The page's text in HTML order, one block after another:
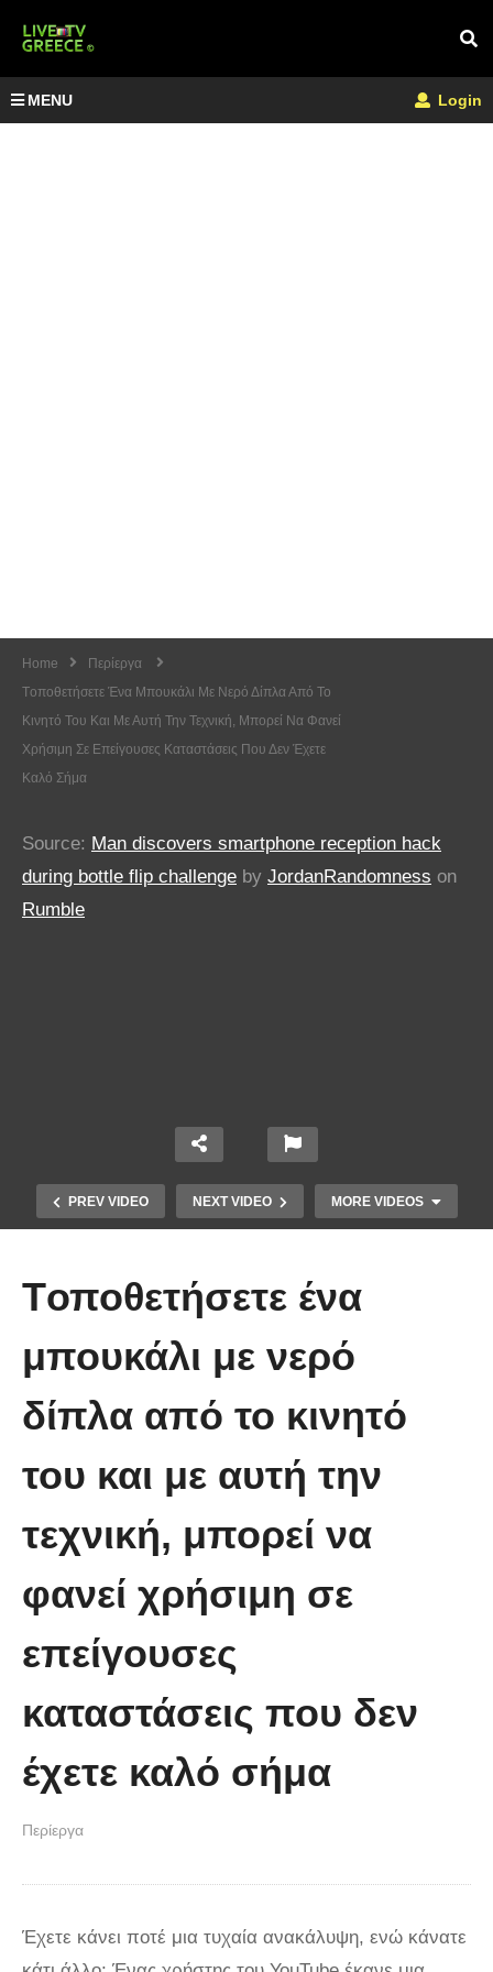
MENU Login
Home
Περίεργα
Tοποθετήσετε Ένα Μπουκάλι Με Νερό Δίπλα Από Το
Κινητό Του Και Με Αυτή Την Τεχνική, Μπορεί Να Φανεί
Χρήσιμη Σε Επείγουσες Καταστάσεις Που Δεν Έχετε
Καλό Σήμα
Source: Man discovers smartphone reception hack
during bottle flip challenge by JordanRandomness on
Rumble
PREV VIDEO NEXT VIDEO MORE VIDEOS
10 από τα πιο ασυνήθιστα
ουρανό
Tοποθετήσετε ένα
μπουκάλι με νερό
δίπλα από το κινητό
του και με αυτή την
τεχνική, μπορεί να
φανεί χρήσιμη σε
επείγουσες
καταστάσεις που δεν
έχετε καλό σήμα
Περίεργα
Έχετε κάνει ποτέ μια τυχαία ανακάλυψη, ενώ κάνατε